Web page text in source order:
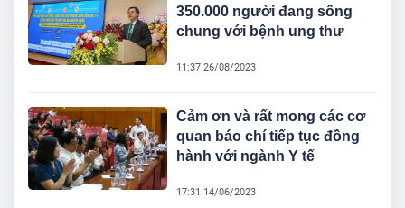
350.000 người đang sống
chung với bệnh ung thư
11:37 26/08/2023
Cảm ơn và rất mong các cơ
quan báo chí tiếp tục đồng
hành với ngành Y tế
17:31 14/06/2023